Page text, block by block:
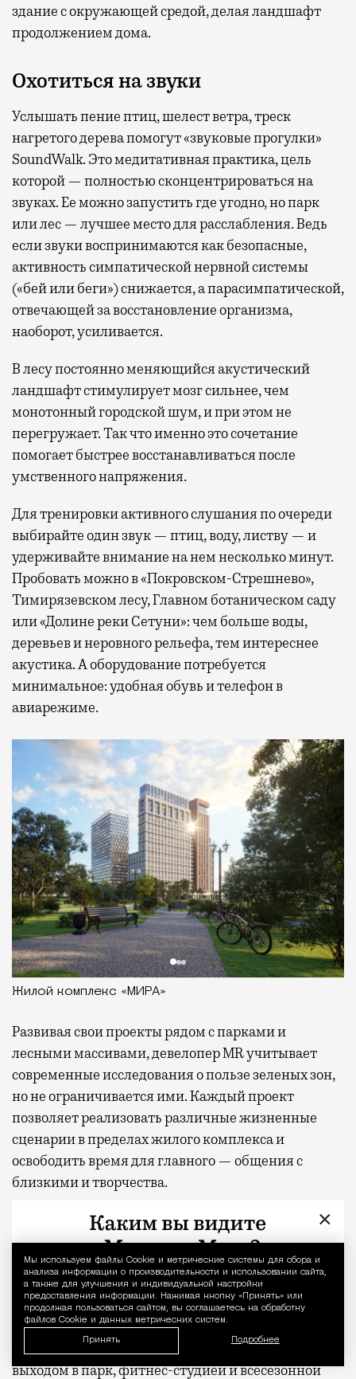
Уведомление
Мы используем файлы Сookie и метрические системы для сбора и
анализа информации о производительности и использовании сайта,
а также для улучшения и индивидуальной настройки
предоставления информации. Нажимая кнопку «Принять» или
продолжая пользоваться сайтом, вы соглашаетесь на обработку
файлов Cookie и данных метрических систем.
Принять Подробнее
здание с окружающей средой, делая ландшафт
продолжением дома.
Охотиться на звуки
Услышать пение птиц, шелест ветра, треск
нагретого дерева помогут «звуковые прогулки»
SoundWalk. Это медитативная практика, цель
которой — полностью сконцентрироваться на
звуках. Ее можно запустить где угодно, но парк
или лес — лучшее место для расслабления. Ведь
если звуки воспринимаются как безопасные,
активность симпатической нервной системы
(«бей или беги») снижается, а парасимпатической,
отвечающей за восстановление организма,
наоборот, усиливается.
В лесу постоянно меняющийся акустический
ландшафт стимулирует мозг сильнее, чем
монотонный городской шум, и при этом не
перегружает. Так что именно это сочетание
помогает быстрее восстанавливаться после
умственного напряжения.
Для тренировки активного слушания по очереди
выбирайте один звук — птиц, воду, листву — и
удерживайте внимание на нем несколько минут.
Пробовать можно в «Покровском-Стрешнево»,
Тимирязевском лесу, Главном ботаническом саду
или «Долине реки Сетуни»: чем больше воды,
деревьев и неровного рельефа, тем интереснее
акустика. А оборудование потребуется
минимальное: удобная обувь и телефон в
авиарежиме.
Жилой комплекс «МИРА»
Развиваясвои проекты рядом с парками и
лесными массивами, девелопер MR учитывает
современные исследования о пользе зеленых зон,
но не ограничивается ими. Каждый проект
позволяет реализовать различные жизненные
сценарии в пределах жилого комплекса и
освободить время для главного — общения с
близкими и творчества.
Так, в проекте «СИТИДЗЕН» появится смотровая
площадка на высоте 57-го этажа, а во дворе —
крытые и открытые пространства для общения и
игровой партер с амфитеатром, где можно
отдыхать на ступеньках многочисленных
лестниц, на пуфах и в сетчатых гамаках. В жилом
комплексе «МИРА» — двухуровневое лобби с
выходом в парк, фитнес-студией и всесезонной
×